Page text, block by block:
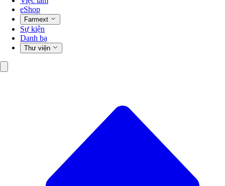
eShop
Farmext
Sự kiện
Danh bạ
Thư viện